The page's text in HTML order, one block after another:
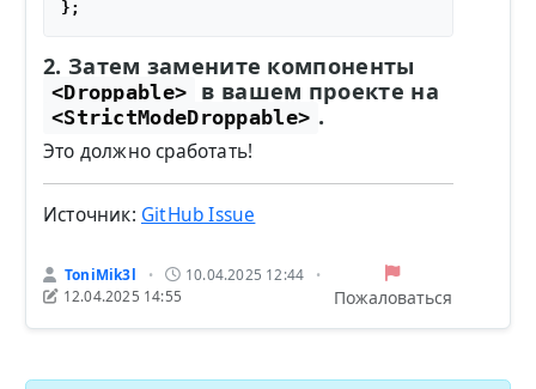
2. Затем замените компоненты
<Droppable> в вашем проекте на
<StrictModeDroppable> .
Это должно сработать!
Источник: GitHub Issue
ToniMik3l • 10.04.2025 12:44 •
12.04.2025 14:55 Пожаловаться